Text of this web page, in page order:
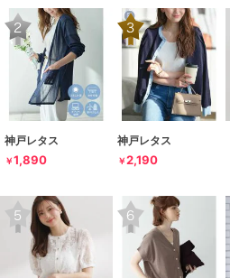
神戸レタス
￥1,890
神戸レタス
￥2,190